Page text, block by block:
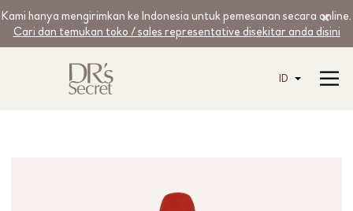
Kami hanya mengirimkan ke Indonesia untuk pemesanan secara online.
Cari dan temukan toko / sales representative disekitar anda disini
ID